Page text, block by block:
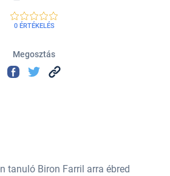
0 ÉRTÉKELÉS
Megosztás
tanuló Biron Farril arra ébred